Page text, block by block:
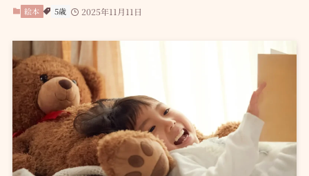
絵本 5歳 2025年11月11日